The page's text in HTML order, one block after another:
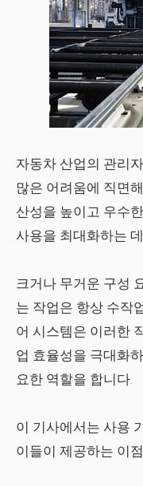
자동차 산업의 관리
많은 어려움에 직면
산성을 높이고 우수
사용을 최대화하는
크거나 무거운 구성
는 작업은 항상 수작
어 시스템은 이러한
업 효율성을 극대화
요한 역할을 합니다.
이 기사에서는 사용
이들이 제공하는 이